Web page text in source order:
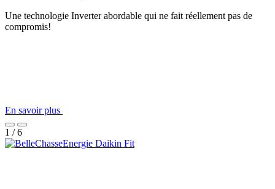
Une technologie Inverter abordable qui ne fait réellement pas de
compromis!
En savoir plus
1 / 6